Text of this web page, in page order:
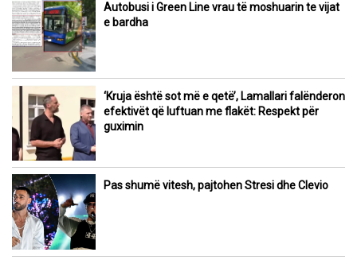
Autobusi i Green Line vrau të moshuarin te vijat
e bardha
‘Kruja është sot më e qetë’, Lamallari falënderon
efektivët që luftuan me flakët: Respekt për
guximin
Pas shumë vitesh, pajtohen Stresi dhe Clevio